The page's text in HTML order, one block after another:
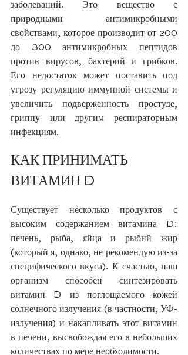
заболеваний. Это вещество с
природными антимикробными
свойствами, которое производит от 200
до 300 антимикробных пептидов
против вирусов, бактерий и грибков.
Его недостаток может поставить под
угрозу регуляцию иммунной системы и
увеличить подверженность простуде,
гриппу или другим респираторным
инфекциям.
КАК ПРИНИМАТЬ
ВИТАМИН D
Существует несколько продуктов с
высоким содержанием витамина D:
печень, рыба, яйца и рыбий жир
(который я, однако, не рекомендую из-за
специфического вкуса). К счастью, наш
организм способен синтезировать
витамин D из поглощаемого кожей
солнечного излучения (в частности, УФ-
излучения) и накапливать этот витамин
в печени, высвобождая его в небольших
количествах по мере необходимости.